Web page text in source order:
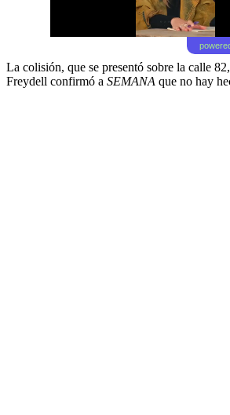
La colisión, que se presentó sobre la calle
Freydell confirmó a SEMANA que no hay